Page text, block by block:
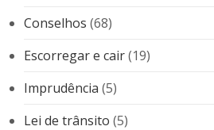
Conselhos (68)
Escorregar e cair(19)
Imprudência (5)
Lei de trânsito (5)